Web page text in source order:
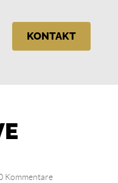
KONTAKT
Kommentare